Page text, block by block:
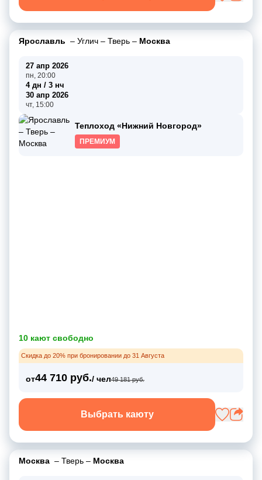
Ярославль – Углич – Тверь – Москва
27 апр 2026
пн, 20:00
4 дн / 3 нч
30 апр 2026
чт, 15:00
Теплоход «Нижний Новгород»
ПРЕМИУМ
10 кают свободно
Скидка до 20% при бронировании до 31 Августа
от44 710 руб./ чел49 181 руб.
Выбрать каюту
Москва – Тверь – Москва